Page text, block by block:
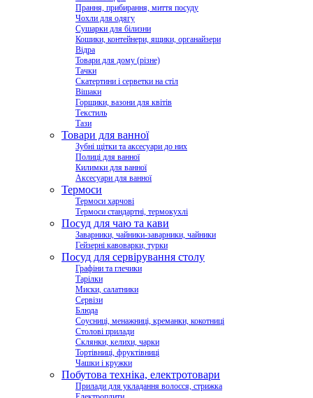
Прання, прибирання, миття посуду
Чохли для одягу
Сушарки для білизни
Кошики, контейнери, ящики, органайзери
Відра
Товари для дому (різне)
Тачки
Скатертини і серветки на стіл
Вішаки
Горщики, вазони для квітів
Текстиль
Тази
Товари для ванної
Зубні щітки та аксесуари до них
Полиці для ванної
Килимки для ванної
Аксесуари для ванної
Термоси
Термоси харчові
Термоси стандартні, термокухлі
Посуд для чаю та кави
Заварники, чайники-заварники, чайники
Гейзерні кавоварки, турки
Посуд для сервірування столу
Графіни та глечики
Тарілки
Миски, салатники
Сервізи
Блюда
Соусниці, менажниці, креманки, кокотниці
Столові прилади
Склянки, келихи, чарки
Тортівниці, фруктівниці
Чашки і кружки
Побутова техніка, електротовари
Прилади для укладання волосся, стрижка